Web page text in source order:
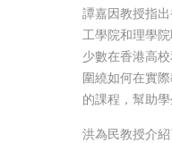
譚嘉因教授指
工學院和理學
少數在香港高
圍繞如何在實
的課程，幫助
洪為民教授介